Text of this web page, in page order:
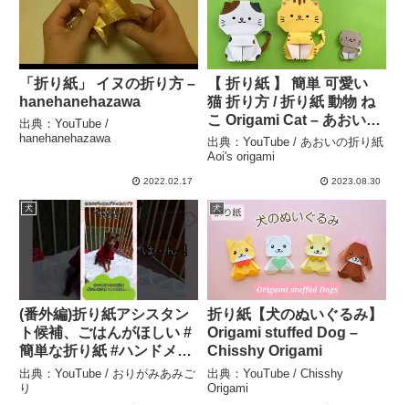
「折り紙」 イヌの折り方 –
hanehanehazawa
出典：YouTube /
hanehanehazawa
2022.02.17
【 折り紙 】 簡単 可愛い
猫 折り方 / 折り紙 動物 ね
こ Origami Cat – あおいの
折り紙 Aoi’s origami
出典：YouTube / あおいの折り紙
Aoi's origami
2023.08.30
犬
(番外編)折り紙アシスタン
ト候補、ごはんがほしい #
簡単な折り紙 #ハンドメイ
ド – おりがみあみごり
出典：YouTube / おりがみあみご
り
犬
折り紙【犬のぬいぐるみ】
Origami stuffed Dog –
Chisshy Origami
出典：YouTube / Chisshy
Origami